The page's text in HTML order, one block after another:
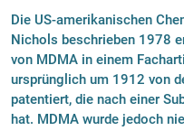
Die US-amerikanischen
Nichols beschrieben 1978
von MDMA in einem
ursprünglich um 1912 von
patentiert, die nach einer
hat. MDMA wurde jedoch